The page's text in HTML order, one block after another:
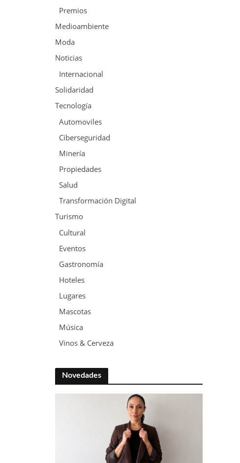
Premios
Medioambiente
Moda
Noticias
Internacional
Solidaridad
Tecnología
Automoviles
Ciberseguridad
Minería
Propiedades
Salud
Transformación Digital
Turismo
Cultural
Eventos
Gastronomía
Hoteles
Lugares
Mascotas
Música
Vinos & Cerveza
Novedades